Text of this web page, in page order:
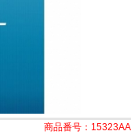
商品番号：15323AA